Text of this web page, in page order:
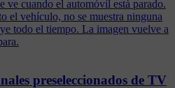
ve cuando el automóvil está parado.
el vehículo, no se muestra ninguna
todo el tiempo. La imagen vuelve a
preseleccionados de TV